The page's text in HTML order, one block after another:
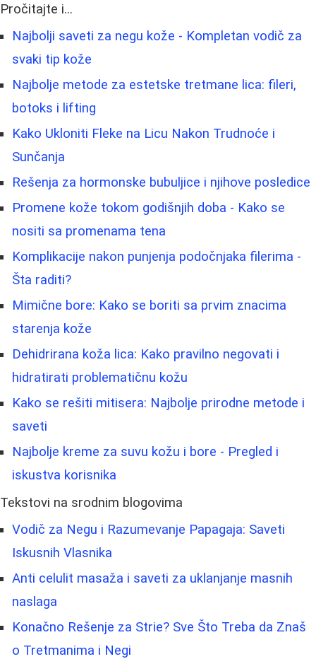
Pročitajte i...
Najbolji saveti za negu kože - Kompletan vodič za
svaki tip kože
Najbolje metode za estetske tretmane lica: fileri,
botoks i lifting
Kako Ukloniti Fleke na Licu Nakon Trudnoće i
Sunčanja
Rešenja za hormonske bubuljice i njihove posledice
Promene kože tokom godišnjih doba - Kako se
nositi sa promenama tena
Komplikacije nakon punjenja podočnjaka filerima -
Šta raditi?
Mimične bore: Kako se boriti sa prvim znacima
starenja kože
Dehidrirana koža lica: Kako pravilno negovati i
hidratirati problematičnu kožu
Kako se rešiti mitisera: Najbolje prirodne metode i
saveti
Najbolje kreme za suvu kožu i bore - Pregled i
iskustva korisnika
Tekstovi na srodnim blogovima
Vodič za Negu i Razumevanje Papagaja: Saveti
Iskusnih Vlasnika
Anti celulit masaža i saveti za uklanjanje masnih
naslaga
Konačno Rešenje za Strie? Sve Što Treba da Znaš
o Tretmanima i Negi